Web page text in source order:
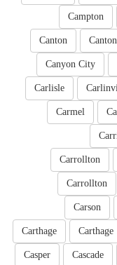
Campton
Canton
Canton
Canyon City
Carlisle
Carmel
Carrollton
Carrollton
Carson
Carthage
Carthage
Cascade
Casper